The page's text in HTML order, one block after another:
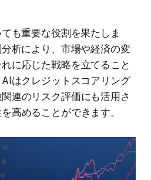
も重要な役割を果たしま
析により、市場や経済の変
に応じた戦略を立てること
はクレジットスコアリング
連のリスク評価にも活用さ
高めることができます。